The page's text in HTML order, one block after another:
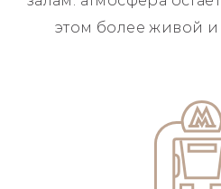
этом более живой